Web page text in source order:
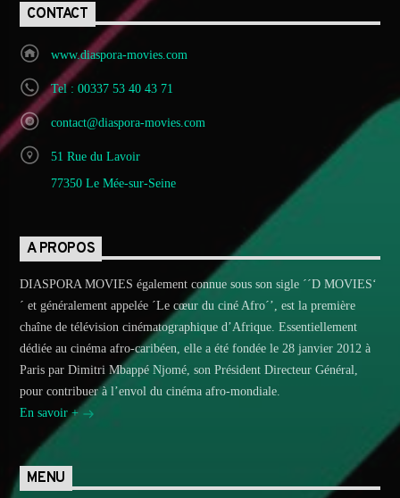
CONTACT
www.diaspora-movies.com
Tel : 00337 53 40 43 71
contact@diaspora-movies.com
51 Rue du Lavoir
77350 Le Mée-sur-Seine
A PROPOS
DIASPORA MOVIES également connue sous son sigle ´´D MOVIES‘
´ et généralement appelée ´Le cœur du ciné Afro´’, est la première
chaîne de télévision cinématographique d’Afrique. Essentiellement
dédiée au cinéma afro-caribéen, elle a été fondée le 28 janvier 2012 à
Paris par Dimitri Mbappé Njomé, son Président Directeur Général,
pour contribuer à l’envol du cinéma afro-mondiale.
En savoir +
MENU